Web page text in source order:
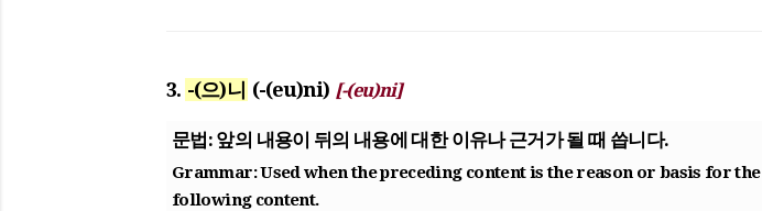
3. -(으)니 (-(eu)ni) [-(eu)ni]
문법: 앞의 내용이 뒤의 내용에 대한 이유나 근거가 될 때 씁니다.
Grammar:Used when the preceding content is the reason or basis for the
following content.